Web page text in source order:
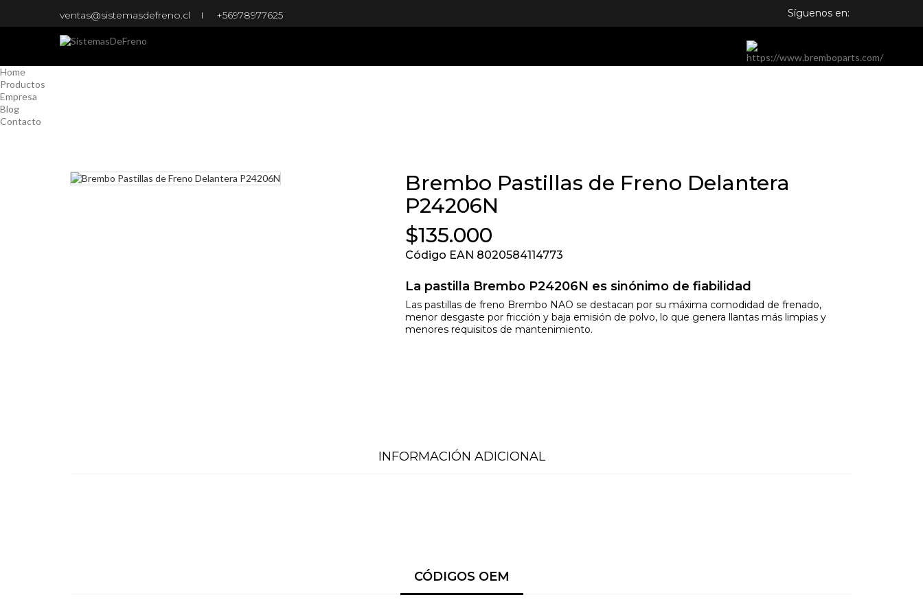
ventas@sistemasdefreno.cl +56978977625 Síguenos en:
Home
Productos
Empresa
Blog
Contacto
Brembo Pastillas de Freno Delantera
P24206N
$135.000
Código EAN 8020584114773
La pastilla Brembo P24206N es sinónimo de fiabilidad
Las pastillas de freno Brembo NAO se destacan por su máxima comodidad de frenado,
menor desgaste por fricción y baja emisión de polvo, lo que genera llantas más limpias y
menores requisitos de mantenimiento.
INFORMACIÓN ADICIONAL
CÓDIGOS OEM